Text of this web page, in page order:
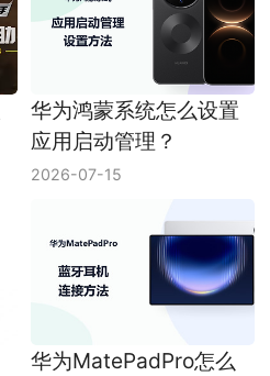
华为鸿蒙系统怎么设置
应用启动管理？
2026-07-15
华为MatePadPro怎么